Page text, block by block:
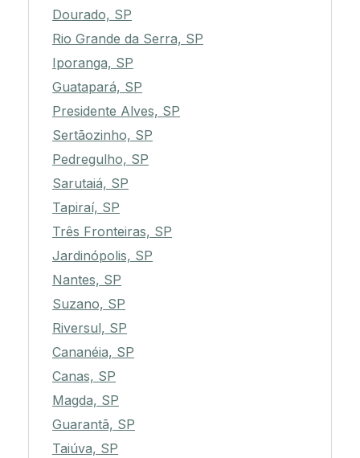
Dourado, SP
Rio Grande da Serra, SP
Iporanga, SP
Guatapará, SP
Presidente Alves, SP
Sertãozinho, SP
Pedregulho, SP
Sarutaiá, SP
Tapiraí, SP
Três Fronteiras, SP
Jardinópolis, SP
Nantes, SP
Suzano, SP
Riversul, SP
Cananéia, SP
Canas, SP
Magda, SP
Guarantã, SP
Taiúva, SP